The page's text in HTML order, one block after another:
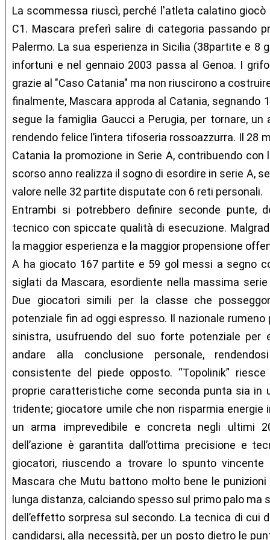
La scommessa riuscì, perché l'atleta calatino
C1. Mascara preferì salire di categoria passando
Palermo. La sua esperienza in Sicilia (38partite e 8
infortuni e nel gennaio 2003 passa al Genoa. I
grazie al "Caso Catania" ma non riuscirono a
finalmente, Mascara approda al Catania, segnando
segue la famiglia Gaucci a Perugia, per tornare, un
rendendo felice l’intera tifoseria rossoazzurra. Il 28
Catania la promozione in Serie A, contribuendo con
scorso anno realizza il sogno di esordire in serie A,
valore nelle 32 partite disputate con 6 reti personali.
Entrambi si potrebbero definire seconde punte,
tecnico con spiccate qualità di esecuzione.
la maggior esperienza e la maggior propensione
A ha giocato 167 partite e 59 gol messi a segno
siglati da Mascara, esordiente nella massima
Due giocatori simili per la classe che
potenziale fin ad oggi espresso. Il nazionale
sinistra, usufruendo del suo forte potenziale
andare alla conclusione personale,
consistente del piede opposto. “Topolinik”
proprie caratteristiche come seconda punta sia in
tridente; giocatore umile che non risparmia energie
un arma imprevedibile e concreta negli ultimi
dell’azione è garantita dall’ottima precisione e
giocatori, riuscendo a trovare lo spunto
Mascara che Mutu battono molto bene le
lunga distanza, calciando spesso sul primo palo ma
dell’effetto sorpresa sul secondo. La tecnica di cui
candidarsi, alla necessità, per un posto dietro le